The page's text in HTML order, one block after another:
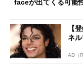
faceが出てくる可能
【
ネ
AD（